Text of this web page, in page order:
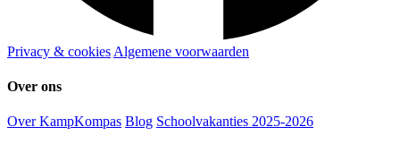
Privacy & cookies Algemene voorwaarden
Over ons
Over KampKompas Blog Schoolvakanties 2025-2026